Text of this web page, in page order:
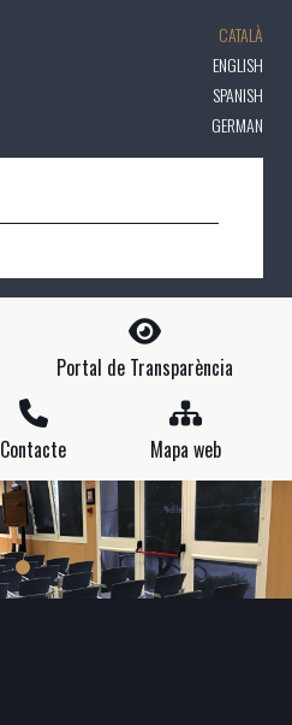
CATALÀ
ENGLISH
SPANISH
GERMAN
Portal de Transparència
Contacte
Mapa web